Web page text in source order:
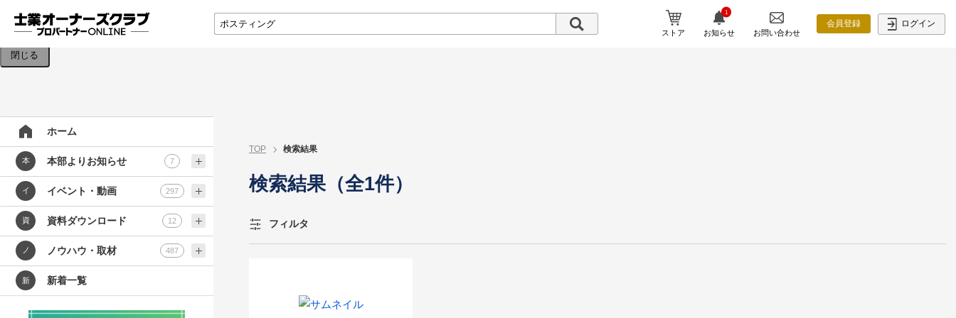
ストア
1
お知らせ お問い合わせ
会員登録 ログイン
検索条件を入力してください。
閉じる
ホーム
本 本部よりお知らせ 7
イ イベント・動画 297
資 資料ダウンロード 12
ノ ノウハウ・取材 487
新 新着一覧
TOP 検索結果
検索結果（全1件）
フィルタ